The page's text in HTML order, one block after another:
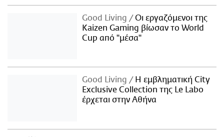
Good Living
Οι εργαζόμενοι της
Kaizen Gaming βίωσαν το World
Cup από "μέσα"
Good Living
Η εμβληματική City
Exclusive Collection της Le Labo
έρχεται στην Αθήνα